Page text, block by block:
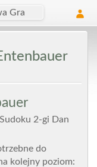
Gra
Sudoku 2-gi Dan
do
kolejny poziom: